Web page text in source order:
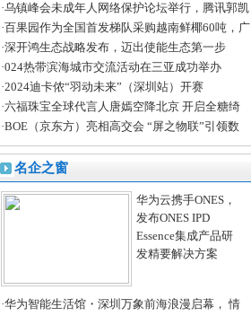
长沙举行
·乌镇峰会未成年人网络保护论坛举行，腾讯郭凯
天：多方共治护航未成年人成长
·百果园作为全国首发梯队采购越南鲜椰60吨，广
深门店开售在即
·深开鸿生态战略发布，迈出使能生态第一步
·024热带滨海城市交流活动在三亚成功举办
·2024迪卡侬“羽动未来”（深圳站）开赛
·六福珠宝全球代言人唐嫣空降北京 开启全糖绮
遇 ——2024六福珠宝新品发布会
·BOE（京东方）亮相高交会 “屏之物联”引领数
智时代新气象
名企之窗
华为云携手ONES，
发布ONES IPD
Essence集成产品研
发精要解决方案
·华为智能生活馆・深圳万象前海浪漫启幕， 情